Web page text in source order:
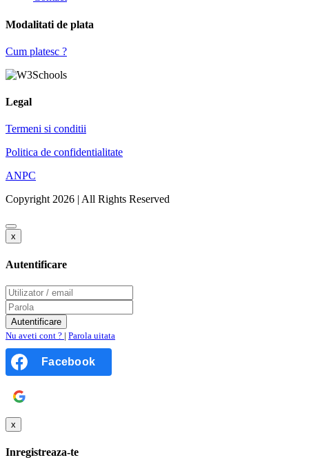
Modalitati de plata
Cum platesc ?
Legal
Termeni si conditii
Politica de confidentialitate
ANPC
Copyright 2026 | All Rights Reserved
x
Autentificare
Nu aveti cont ? | Parola uitata
Facebook
x
Inregistreaza-te